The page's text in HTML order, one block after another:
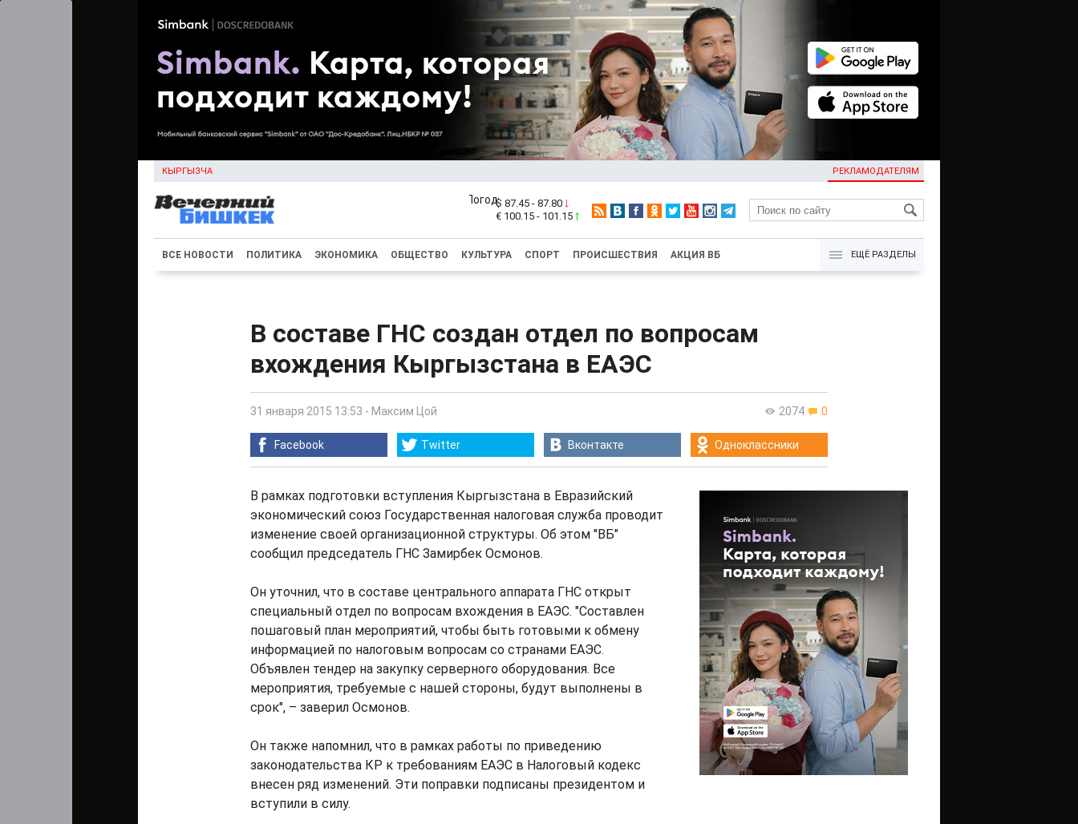
КЫРГЫЗЧА РЕКЛАМОДАТЕЛЯМ
KG
$ 87.45 - 87.80
€ 100.15 - 101.15
ВСЕ НОВОСТИ ПОЛИТИКА ЭКОНОМИКА ОБЩЕСТВО КУЛЬТУРА СПОРТ ПРОИСШЕСТВИЯ АКЦИЯ ВБ ЕЩЁ РАЗДЕЛЫ
В составе ГНС создан отдел по вопросам
вхождения Кыргызстана в ЕАЭС
2074 0
31 января 2015 13:53 - Максим Цой
Facebook Twitter Вконтакте Одноклассники
В рамках подготовки вступления Кыргызстана в Евразийский
экономический союз Государственная налоговая служба проводит
изменение своей организационной структуры. Об этом "ВБ"
сообщил председатель ГНС Замирбек Осмонов.
Он уточнил, что в составе центрального аппарата ГНС открыт
специальный отдел по вопросам вхождения в ЕАЭС. "Составлен
пошаговый план мероприятий, чтобы быть готовыми к обмену
информацией по налоговым вопросам со странами ЕАЭС.
Объявлен тендер на закупку серверного оборудования. Все
мероприятия, требуемые с нашей стороны, будут выполнены в
срок", – заверил Осмонов.
Он также напомнил, что в рамках работы по приведению
законодательства КР к требованиям ЕАЭС в Налоговый кодекс
внесен ряд изменений. Эти поправки подписаны президентом и
вступили в силу.